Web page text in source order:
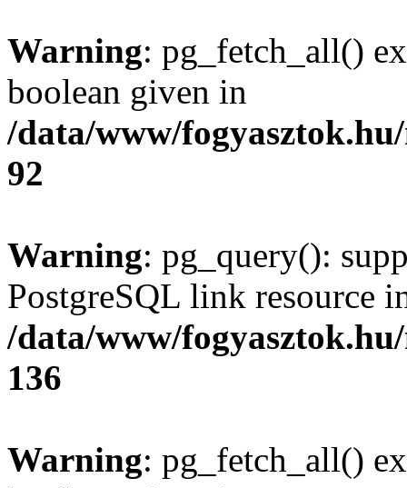
Warning: pg_fetch_all()
boolean given in
/data/www/
92
Warning: pg_query():
PostgreSQL link resource
/data/www/
136
Warning: pg_fetch_all()